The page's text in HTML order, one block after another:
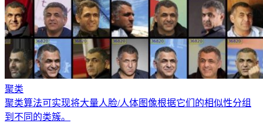
聚类
聚类算法可实现将大量人脸/人体图像根据它们的相似性分组
到不同的类簇。